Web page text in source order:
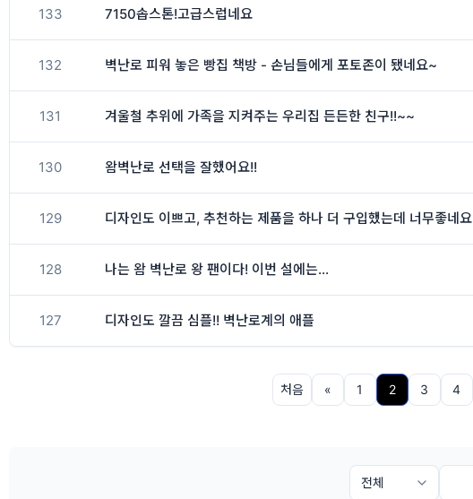
133 7150솝스톤!고급스럽네요
132 벽난로 피워 놓은 빵집 책방 - 손님들에게 포토존이 됐네요~
131 겨울철 추위에 가족을 지켜주는 우리집 든든한 친구!!~~
130 왐벽난로 선택을 잘했어요!!
129 디자인도 이쁘고, 추천하는 제품을 하나 더 구입했는데 너무좋네요
128 나는 왐 벽난로 왕 팬이다! 이번 설에는...
127 디자인도 깔끔 심플!! 벽난로계의 애플
처음 « 1 2 3 4